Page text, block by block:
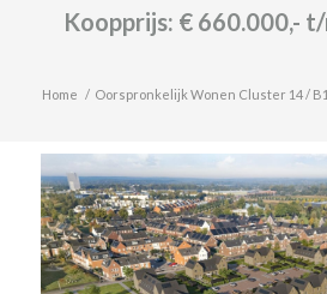
Koopprijs: € 660.000,-
Home / Oorspronkelijk Wonen Cluster 14 / B1